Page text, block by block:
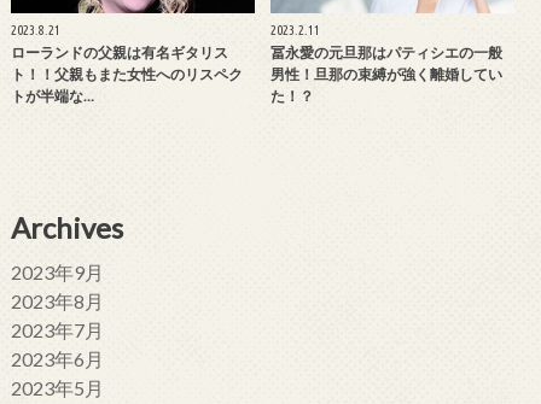
2023.8.21
ローランドの父親は有名ギタリス
ト！！父親もまた女性へのリスペク
トが半端な…
2023.2.11
冨永愛の元旦那はパティシエの一般
男性！旦那の束縛が強く離婚してい
た！？
Archives
2023年9月
2023年8月
2023年7月
2023年6月
2023年5月